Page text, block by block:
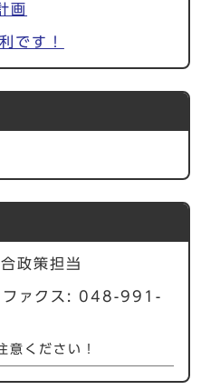
画
です！
政策担当
ファクス: 048-991-
意ください！